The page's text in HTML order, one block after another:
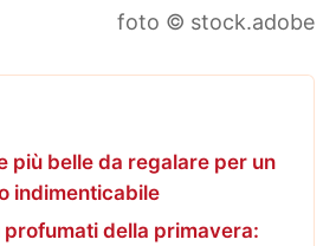
foto © stock.adobe
più belle da regalare per un
indimenticabile
profumati della primavera: